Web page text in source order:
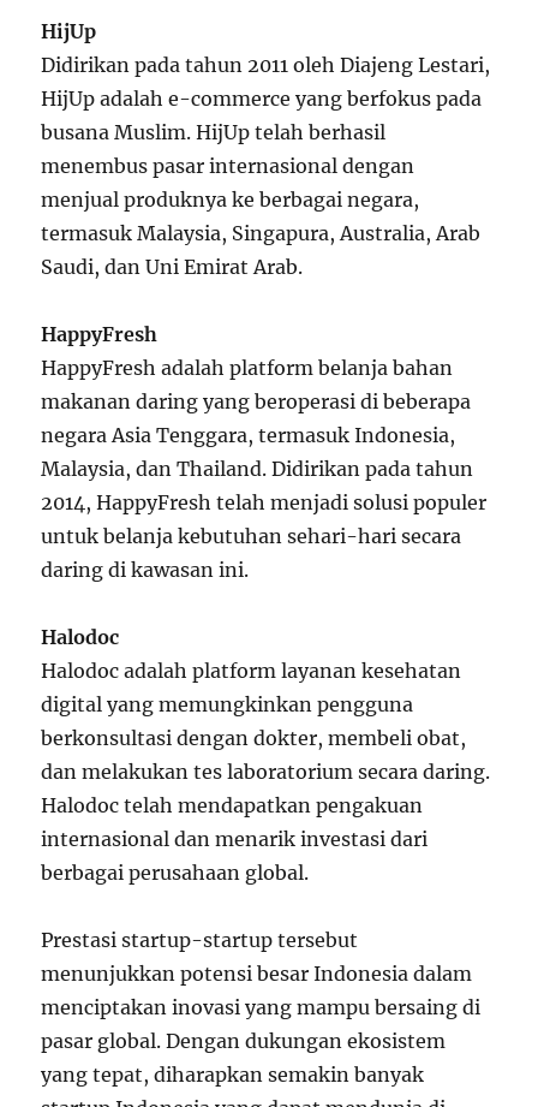
HijUp
Didirikan pada tahun 2011 oleh Diajeng Lestari,
HijUp adalah e-commerce yang berfokus pada
busana Muslim. HijUp telah berhasil
menembus pasar internasional dengan
menjual produknya ke berbagai negara,
termasuk Malaysia, Singapura, Australia, Arab
Saudi, dan Uni Emirat Arab.
HappyFresh
HappyFresh adalah platform belanja bahan
makanan daring yang beroperasi di beberapa
negara Asia Tenggara, termasuk Indonesia,
Malaysia, dan Thailand. Didirikan pada tahun
2014, HappyFresh telah menjadi solusi populer
untuk belanja kebutuhan sehari-hari secara
daring di kawasan ini.
Halodoc
Halodoc adalah platform layanan kesehatan
digital yang memungkinkan pengguna
berkonsultasi dengan dokter, membeli obat,
dan melakukan tes laboratorium secara daring.
Halodoc telah mendapatkan pengakuan
internasional dan menarik investasi dari
berbagai perusahaan global.
Prestasi startup-startup tersebut
menunjukkan potensi besar Indonesia dalam
menciptakan inovasi yang mampu bersaing di
pasar global. Dengan dukungan ekosistem
yang tepat, diharapkan semakin banyak